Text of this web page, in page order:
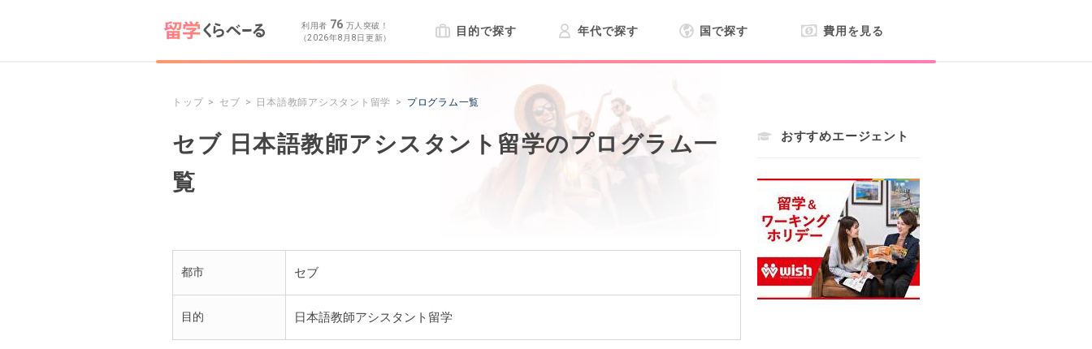
利用者 76 万人突破！
（2026年8月8日更新）
目的で探す 年代で探す 国で探す 費用を見る
トップ セブ 日本語教師アシスタント留学 プログラム一覧
セブ 日本語教師アシスタント留学のプログラム一
覧
都市 セブ
目的 日本語教師アシスタント留学
おすすめエージェント